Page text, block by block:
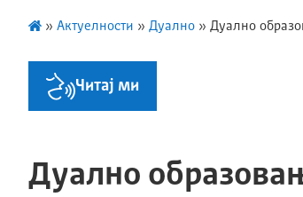
» Актуелности » Дуално » Дуално
Читај ми
Дуално